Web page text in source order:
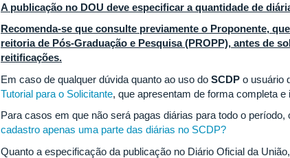
A publicação no DOU deve especificar a quantidade de
Recomenda-se que consulte previamente o Proponente,
reitoria de Pós-Graduação e Pesquisa (PROPP), antes de
reitificações.
Em caso de qualquer dúvida quanto ao uso do SCDP o usuário
Tutorial para o Solicitante, que apresentam de forma completa
Para casos em que não será pagas diárias para todo o período,
cadastro apenas uma parte das diárias no SCDP?
Quanto a especificação da publicação no Diário Oficial da